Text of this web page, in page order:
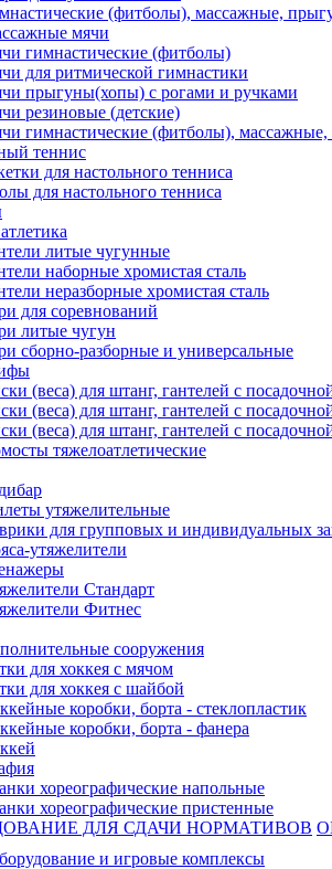
(фитболы), массажные,
мячи
гимнастические (фитболы)
для ритмической гимнастики
прыгуны(хопы) с рогами и ручками
резиновые (детские)
гимнастические (фитболы),
теннис
для настольного тенниса
для настольного тенниса
литые чугунные
наборные хромистая сталь
неразборные хромистая сталь
для соревнований
литые чугун
сборно-разборные и универсальные
(веса) для штанг, гантелей с
(веса) для штанг, гантелей с
(веса) для штанг, гантелей с
тяжелоатлетические
утяжелительные
для групповых и индивидуальных
утяжелители
Стандарт
Фитнес
сооружения
для хоккея с мячом
для хоккея с шайбой
коробки, борта - стеклопластик
коробки, борта - фанера
хореографические напольные
хореографические пристенные
ДЛЯ СДАЧИ НОРМАТИВОВ
и игровые комплексы